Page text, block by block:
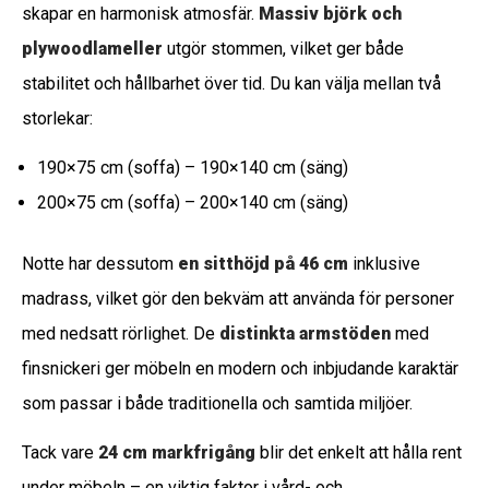
skapar en harmonisk atmosfär. Massiv björk och
plywoodlameller utgör stommen, vilket ger både
stabilitet och hållbarhet över tid. Du kan välja mellan två
storlekar:
190×75 cm (soffa) – 190×140 cm (säng)
200×75 cm (soffa) – 200×140 cm (säng)
Notte har dessutom en sitthöjd på 46 cm inklusive
madrass, vilket gör den bekväm att använda för personer
med nedsatt rörlighet. De distinkta armstöden med
finsnickeri ger möbeln en modern och inbjudande karaktär
som passar i både traditionella och samtida miljöer.
Tack vare 24 cm markfrigång blir det enkelt att hålla rent